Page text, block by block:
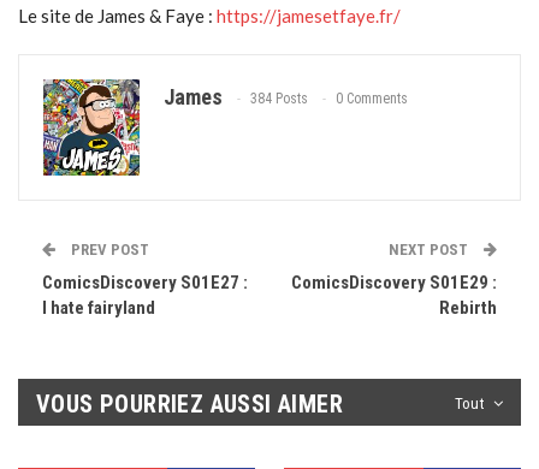
Le site de James & Faye : https://jamesetfaye.fr/
James 384 Posts 0 Comments
PREV POST
ComicsDiscovery S01E27 :
I hate fairyland
NEXT POST
ComicsDiscovery S01E29 :
Rebirth
Tout
VOUS POURRIEZ AUSSI AIMER